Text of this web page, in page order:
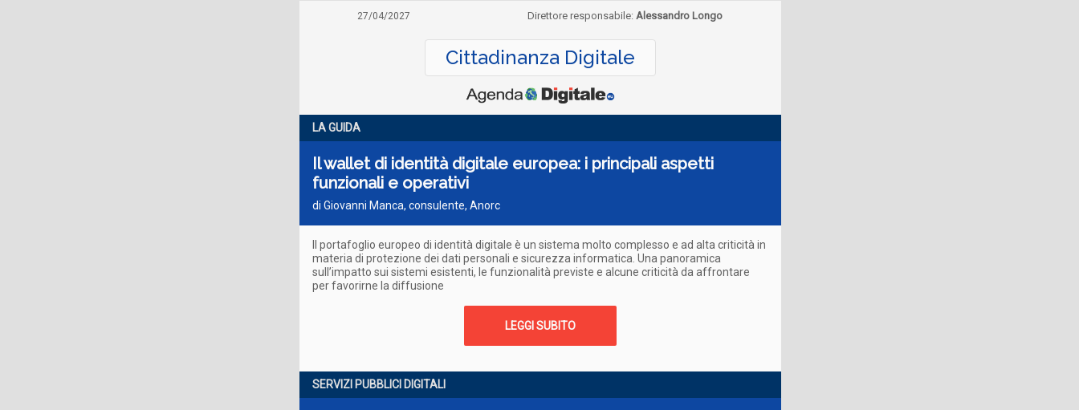
27/04/2027 Direttore responsabile: Alessandro Longo
Cittadinanza Digitale
LA GUIDA
Il wallet di identità digitale europea: i principali aspetti
funzionali e operativi
di Giovanni Manca, consulente, Anorc
Il portafoglio europeo di identità digitale è un sistema molto complesso e ad alta criticità in
materia di protezione dei dati personali e sicurezza informatica. Una panoramica
sull’impatto sui sistemi esistenti, le funzionalità previste e alcune criticità da affrontare
per favorirne la diffusione
LEGGI SUBITO
SERVIZI PUBBLICI DIGITALI